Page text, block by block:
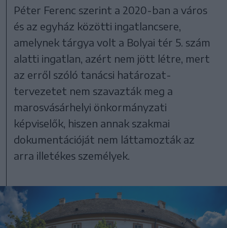
Péter Ferenc szerint a 2020-ban a város
és az egyház közötti ingatlancsere,
amelynek tárgya volt a Bolyai tér 5. szám
alatti ingatlan, azért nem jött létre, mert
az erről szóló tanácsi határozat-
tervezetet nem szavazták meg a
marosvásárhelyi önkormányzati
képviselők, hiszen annak szakmai
dokumentációját nem láttamozták az
arra illetékes személyek.